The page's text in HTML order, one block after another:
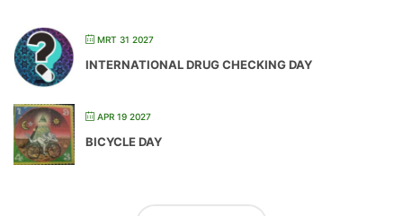
MRT 31 2027
INTERNATIONAL DRUG CHECKING DAY
APR 19 2027
BICYCLE DAY